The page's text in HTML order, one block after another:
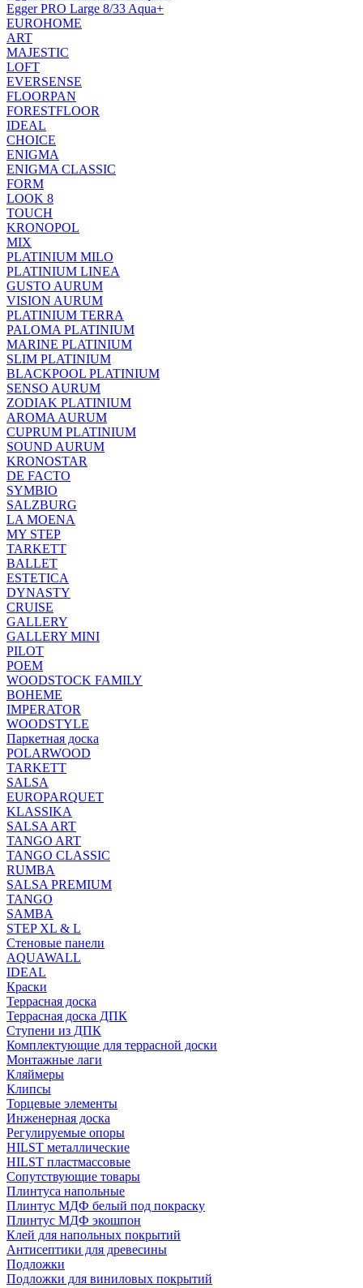
Egger PRO Large 8/33 Aqua+
EUROHOME
ART
MAJESTIC
LOFT
EVERSENSE
FLOORPAN
FORESTFLOOR
IDEAL
CHOICE
ENIGMA
ENIGMA CLASSIC
FORM
LOOK 8
TOUCH
KRONOPOL
MIX
PLATINIUM MILO
PLATINIUM LINEA
GUSTO AURUM
VISION AURUM
PLATINIUM TERRA
PALOMA PLATINIUM
MARINE PLATINIUM
SLIM PLATINIUM
BLACKPOOL PLATINIUM
SENSO AURUM
ZODIAK PLATINIUM
AROMA AURUM
CUPRUM PLATINIUM
SOUND AURUM
KRONOSTAR
DE FACTO
SYMBIO
SALZBURG
LA MOENA
MY STEP
TARKETT
BALLET
ESTETICA
DYNASTY
CRUISE
GALLERY
GALLERY MINI
PILOT
POEM
WOODSTOCK FAMILY
BOHEME
IMPERATOR
WOODSTYLE
Паркетная доска
POLARWOOD
TARKETT
SALSA
EUROPARQUET
KLASSIKA
SALSA ART
TANGO ART
TANGO CLASSIC
RUMBA
SALSA PREMIUM
TANGO
SAMBA
STEP XL & L
Стеновые панели
AQUAWALL
IDEAL
Краски
Террасная доска
Террасная доска ДПК
Ступени из ДПК
Комплектующие для террасной доски
Монтажные лаги
Кляймеры
Клипсы
Торцевые элементы
Инженерная доска
Регулируемые опоры
HILST металлические
HILST пластмассовые
Сопутствующие товары
Плинтуса напольные
Плинтус МДФ белый под покраску
Плинтус МДФ экошпон
Клей для напольных покрытий
Антисептики для древесины
Подложки
Подложки для виниловых покрытий